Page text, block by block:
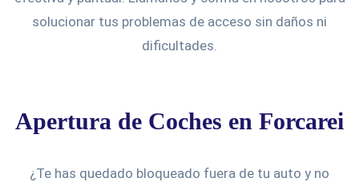
solucionar tus problemas de acceso sin daños ni
dificultades.
Apertura de Coches en Forcarei
¿Te has quedado bloqueado fuera de tu auto y no